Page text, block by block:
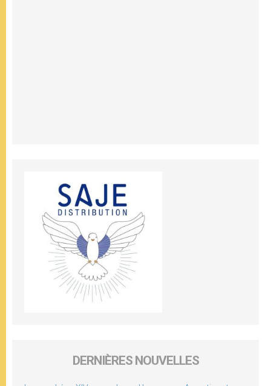
DERNIÈRES NOUVELLES